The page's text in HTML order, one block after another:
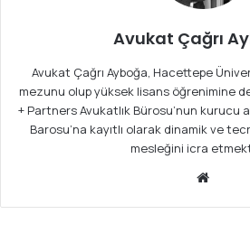
Avukat Çağrı
Avukat Çağrı Ayboğa, Hacettepe
mezunu olup yüksek lisans öğrenimine
+ Partners Avukatlık Bürosu’nun kurucu
Barosu’na kayıtlı olarak dinamik ve
mesleğini icra